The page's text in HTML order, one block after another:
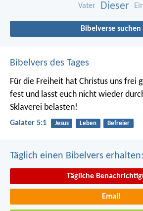
Vater Dieser
Bibelverse suchen
Bibelvers des Tages
Für die Freiheit hat Christus uns frei
fest und lasst euch nicht wieder
Sklaverei belasten!
Galater 5:1 Jesus Leben Befreier
Täglich einen Bibelvers erhalten:
Tägliche
Email